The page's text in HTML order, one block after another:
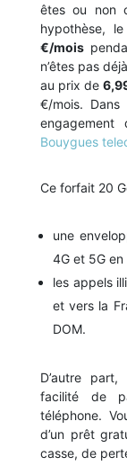
êtes ou non
hypothèse,
€/mois
n’êtes pas
au prix de
€/mois.
Bouygues
Ce forfait 20
une
4G et 5G
les appels
et vers la
DOM.
D’autre
facilité de
téléphone.
d’un prêt
casse, de